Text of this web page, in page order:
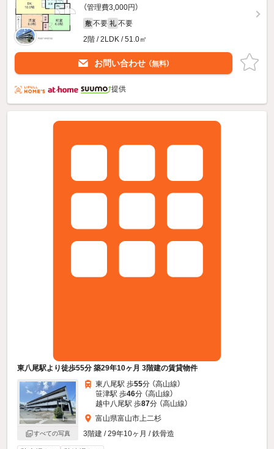
（管理費3,000円）
敷 不要 礼 不要
2階 / 2LDK / 51.0㎡
お問い合わせ （無料）
提供
東八尾駅より徒歩55分 築29年10ヶ月 3階建の賃貸物件
すべての写真
東八尾駅 歩55分 （高山線）
笹津駅 歩46分 （高山線）
越中八尾駅 歩87分 （高山線）
富山県富山市上二杉
3階建 / 29年10ヶ月 / 鉄骨造